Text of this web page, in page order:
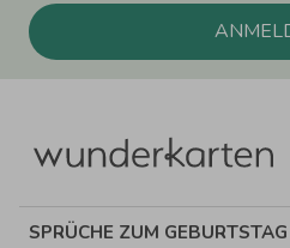
SPRÜCHE ZUM GEBURTSTAG